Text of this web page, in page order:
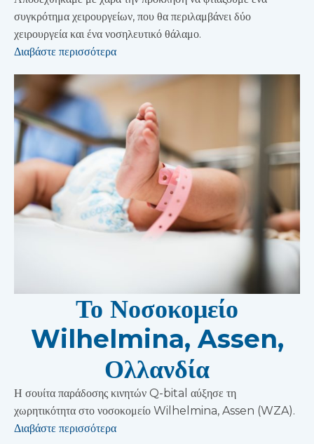
συγκρότημα χειρουργείων, που θα περιλαμβάνει δύο
χειρουργεία και ένα νοσηλευτικό θάλαμο.
Διαβάστε περισσότερα
Το Νοσοκομείο
Wilhelmina, Assen,
Ολλανδία
Η σουίτα παράδοσης κινητών Q-bital αύξησε τη
χωρητικότητα στο νοσοκομείο Wilhelmina, Assen (WZA).
Διαβάστε περισσότερα